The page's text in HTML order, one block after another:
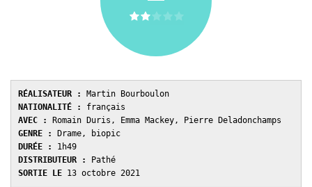
RÉALISATEUR :
NATIONALITÉ :
AVEC :
GENRE :
DURÉE :
DISTRIBUTEUR :
SORTIE LE 13 octobre 2021